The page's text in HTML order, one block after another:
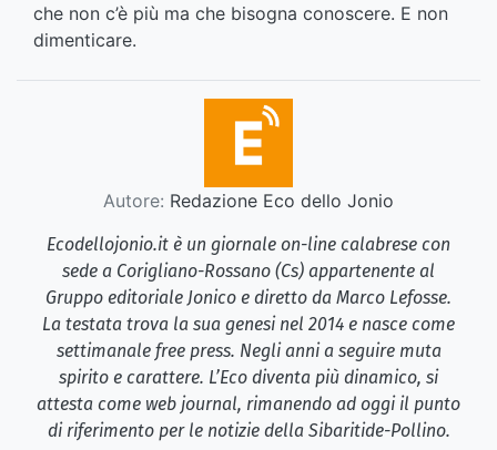
che non c’è più ma che bisogna conoscere. E non
dimenticare.
Autore: Redazione Eco dello Jonio
Ecodellojonio.it è un giornale on-line calabrese con
sede a Corigliano-Rossano (Cs) appartenente al
Gruppo editoriale Jonico e diretto da Marco Lefosse.
La testata trova la sua genesi nel 2014 e nasce come
settimanale free press. Negli anni a seguire muta
spirito e carattere. L’Eco diventa più dinamico, si
attesta come web journal, rimanendo ad oggi il punto
di riferimento per le notizie della Sibaritide-Pollino.